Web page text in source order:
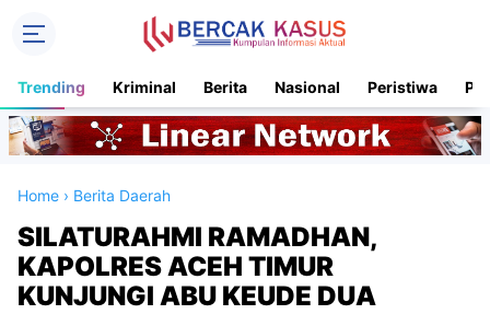
Trending Kriminal Berita Nasional Peristiwa
Home › Berita Daerah
SILATURAHMI RAMADHAN,
KAPOLRES ACEH TIMUR
KUNJUNGI ABU KEUDE DUA